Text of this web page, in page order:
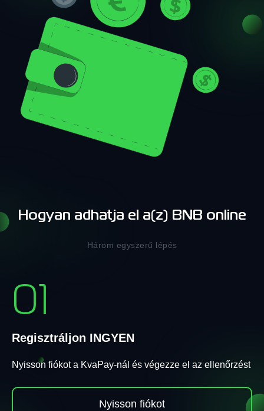
Hogyan adhatja el a(z) BNB online
Három egyszerű lépés
01
Regisztráljon INGYEN
Nyisson fiókot a KvaPay-nál és végezze el az ellenőrzést
Nyisson fiókot